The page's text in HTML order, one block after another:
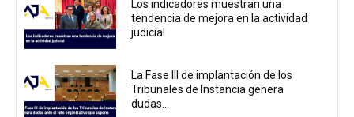
Los indicadores muestran una
tendencia de mejora en la actividad
judicial
La Fase III de implantación de los
Tribunales de Instancia genera
dudas...